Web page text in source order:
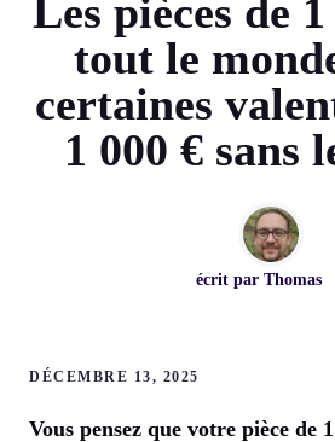
Les pièces de
tout le
certaines
1 000 € sans
écrit par Thomas
DÉCEMBRE 13, 2025
Vous pensez que votre pièce de